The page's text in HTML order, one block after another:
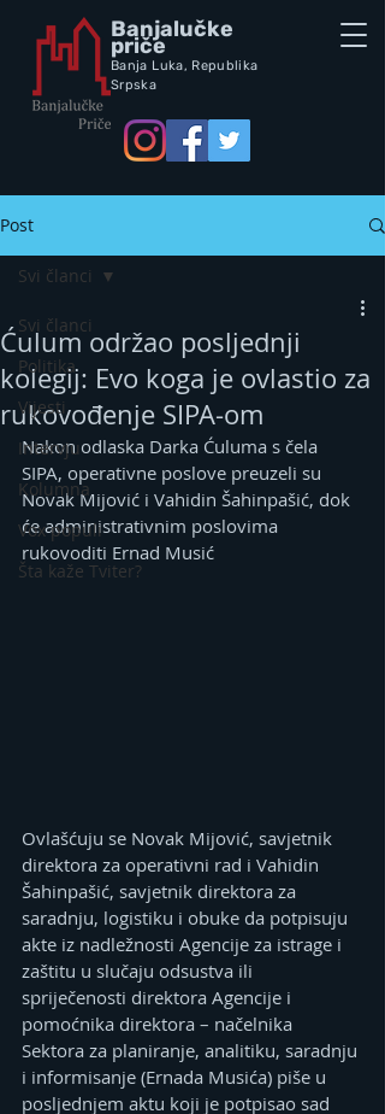
Banjalučke
priče
Banja Luka, Republika
Srpska
Post
Svi članci
Politika
Vijesti
Intervju
Kolumna
Vox populi
Šta kaže Tviter?
Svi članci
Ćulum održao posljednji
kolegij: Evo koga je ovlastio za
rukovođenje SIPA-om
Nakon odlaska Darka Ćuluma s čela
SIPA, operativne poslove preuzeli su
Novak Mijović i Vahidin Šahinpašić, dok
će administrativnim poslovima
rukovoditi Ernad Musić
Ovlašćuju se Novak Mijović, savjetnik
direktora za operativni rad i Vahidin
Šahinpašić, savjetnik direktora za
saradnju, logistiku i obuke da potpisuju
akte iz nadležnosti Agencije za istrage i
zaštitu u slučaju odsustva ili
spriječenosti direktora Agencije i
pomoćnika direktora – načelnika
Sektora za planiranje, analitiku, saradnju
i informisanje (Ernada Musića) piše u
posljednjem aktu koji je potpisao sad